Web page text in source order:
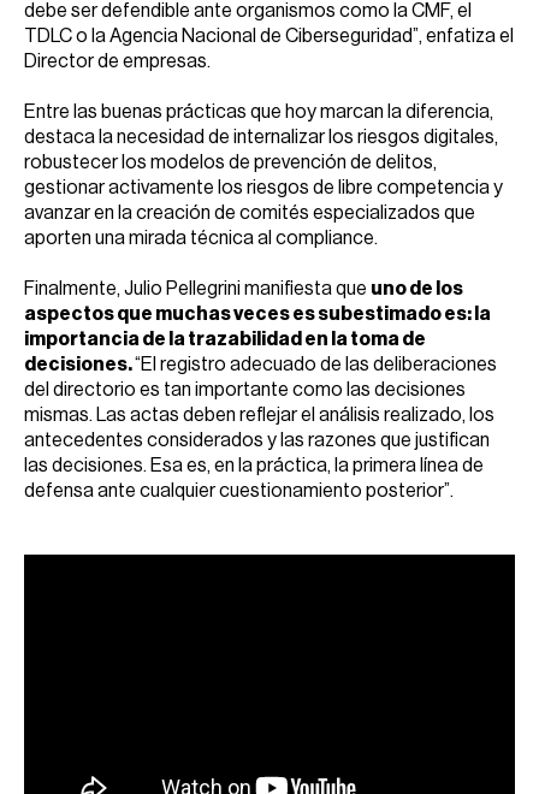
debe ser defendible ante organismos como la CMF, el
TDLC o la Agencia Nacional de Ciberseguridad”, enfatiza el
Director de empresas.
Entre las buenas prácticas que hoy marcan la diferencia,
destaca la necesidad de internalizar los riesgos digitales,
robustecer los modelos de prevención de delitos,
gestionar activamente los riesgos de libre competencia y
avanzar en la creación de comités especializados que
aporten una mirada técnica al compliance.
Finalmente, Julio Pellegrini manifiesta que uno de los
aspectos que muchas veces es subestimado es: la
importancia de la trazabilidad en la toma de
decisiones.“El registro adecuado de las deliberaciones
del directorio es tan importante como las decisiones
mismas. Las actas deben reflejar el análisis realizado, los
antecedentes considerados y las razones que justifican
las decisiones. Esa es, en la práctica, la primera línea de
defensa ante cualquier cuestionamiento posterior”.